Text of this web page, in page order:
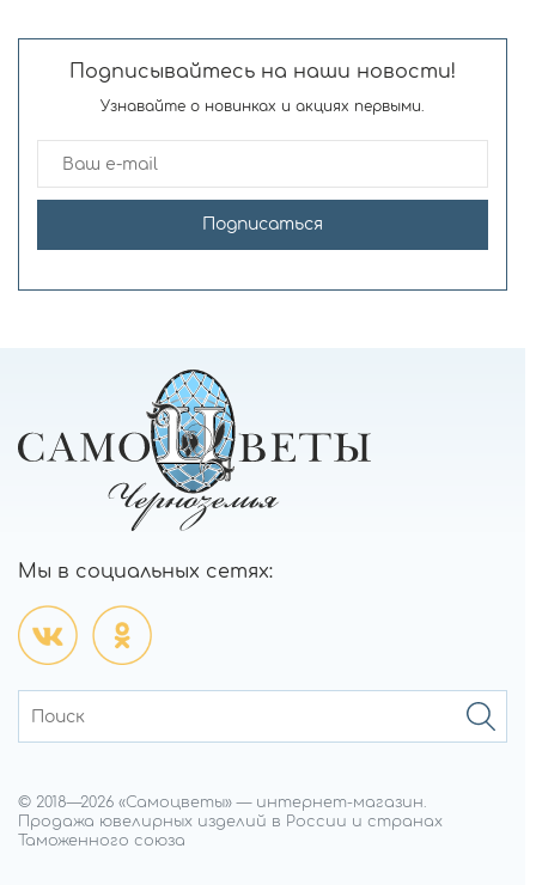
Подписывайтесь на наши новости!
Узнавайте о новинках и акциях первыми.
Подписаться
Мы в социальных сетях:
© 2018—2026 «Самоцветы» — интернет-магазин.
Продажа ювелирных изделий в России и странах
Таможенного союза